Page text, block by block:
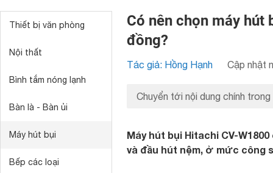
Thiết bị văn phòng
Nội thất
Bình tắm nóng lạnh
Bàn là - Bàn ủi
Máy hút bụi
Bếp các loại
Có nên chọn máy hút
đồng?
Tác giả: Hồng Hạnh Cập nhật
Chuyển tới nội dung chính trong
Máy hút bụi Hitachi CV-
và đầu hút nệm, ở mức công